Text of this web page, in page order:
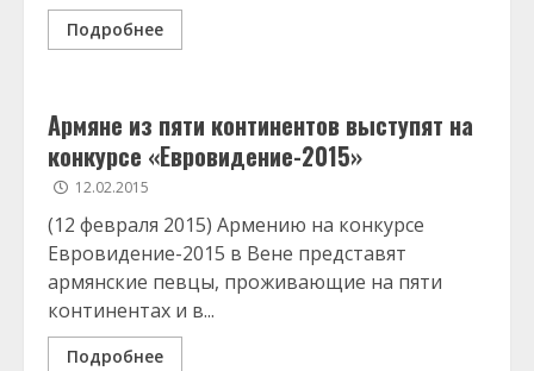
Подробнее
Армяне из пяти континентов выступят на
конкурсе «Евровидение-2015»
12.02.2015
(12 февраля 2015) Армению на конкурсе
Евровидение-2015 в Вене представят
армянские певцы, проживающие на пяти
континентах и в...
Подробнее